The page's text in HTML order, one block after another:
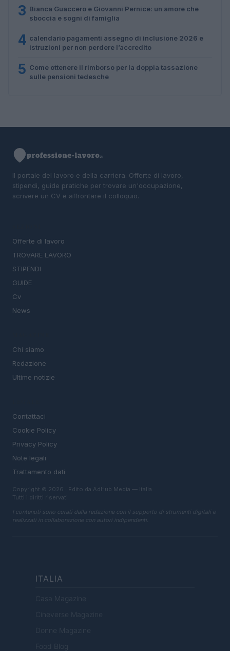
3 Bianca Guaccero e Giovanni Pernice: un amore che
sboccia e sogni di famiglia
4 calendario pagamenti assegno di inclusione 2026 e
istruzioni per non perdere l’accredito
5 Come ottenere il rimborso per la doppia tassazione
sulle pensioni tedesche
Il portale del lavoro e della carriera. Offerte di lavoro,
stipendi, guide pratiche per trovare un'occupazione,
scrivere un CV e affrontare il colloquio.
Offerte di lavoro
TROVARE LAVORO
STIPENDI
GUIDE
Cv
News
Chi siamo
Redazione
Ultime notizie
Contattaci
Cookie Policy
Privacy Policy
Note legali
Trattamento dati
Copyright © 2026 · Edito da AdHub Media — Italia
Tutti i diritti riservati
I contenuti sono curati dalla redazione con il supporto di strumenti digitali e
realizzati in collaborazione con autori indipendenti.
ITALIA
Casa Magazine
Cineverse Magazine
Donne Magazine
Food Blog